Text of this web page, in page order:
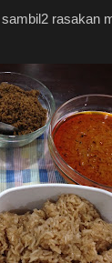
rasakan